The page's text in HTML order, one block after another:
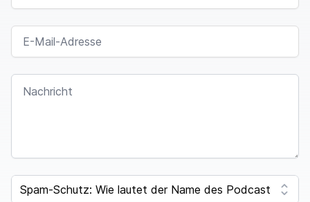
E-MAIL-ADRESSE
NACHRICHT
SPAM CAPTCHA